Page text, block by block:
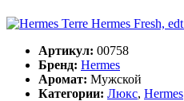
Артикул: 00758
Бренд: Hermes
Аромат: Мужской
Категории: Люкс, Hermes